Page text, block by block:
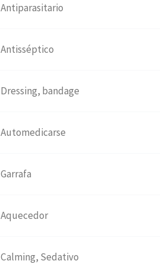
Antiparasitario
Antisséptico
Dressing, bandage
Automedicarse
Garrafa
Aquecedor
Calming, Sedativo